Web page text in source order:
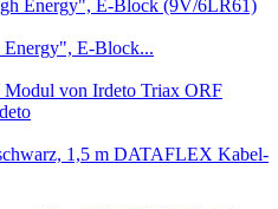
E-Block...
Triax ORF
DATAFLEX Kabel-